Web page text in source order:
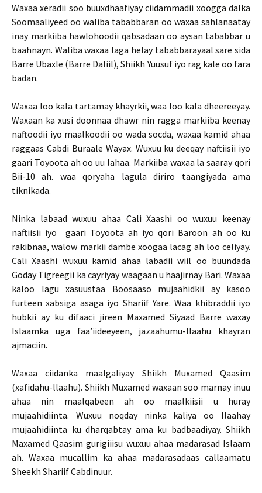
Waxaa xeradii soo buuxdhaafiyay ciidammadii xoogga dalka
Soomaaliyeed oo waliba tababbaran oo waxaa sahlanaatay
inay markiiba hawlohoodii qabsadaan oo aysan tababbar u
baahnayn. Waliba waxaa laga helay tababbarayaal sare sida
Barre Ubaxle (Barre Daliil), Shiikh Yuusuf iyo rag kale oo fara
badan.
Waxaa loo kala tartamay khayrkii, waa loo kala dheereeyay.
Waxaan ka xusi doonnaa dhawr nin ragga markiiba keenay
naftoodii iyo maalkoodii oo wada socda, waxaa kamid ahaa
raggaas Cabdi Buraale Wayax. Wuxuu ku deeqay naftiisii iyo
gaari Toyoota ah oo uu lahaa. Markiiba waxaa la saaray qori
Bii-10 ah. waa qoryaha lagula diriro taangiyada ama
tiknikada.
Ninka labaad wuxuu ahaa Cali Xaashi oo wuxuu keenay
naftiisii iyo gaari Toyoota ah iyo qori Baroon ah oo ku
rakibnaa, walow markii dambe xoogaa lacag ah loo celiyay.
Cali Xaashi wuxuu kamid ahaa labadii wiil oo buundada
Goday Tigreegii ka cayriyay waagaan u haajirnay Bari. Waxaa
kaloo lagu xasuustaa Boosaaso mujaahidkii ay kasoo
furteen xabsiga asaga iyo Shariif Yare. Waa khibraddii iyo
hubkii ay ku difaaci jireen Maxamed Siyaad Barre waxay
Islaamka uga faa’iideeyeen, jazaahumu-llaahu khayran
ajmaciin.
Waxaa ciidanka maalgaliyay Shiikh Muxamed Qaasim
(xafidahu-llaahu). Shiikh Muxamed waxaan soo marnay inuu
ahaa nin maalqabeen ah oo maalkiisii u huray
mujaahidiinta. Wuxuu noqday ninka kaliya oo Ilaahay
mujaahidiinta ku dharqabtay ama ku badbaadiyay. Shiikh
Maxamed Qaasim gurigiiisu wuxuu ahaa madarasad Islaam
ah. Waxaa mucallim ka ahaa madarasadaas callaamatu
Sheekh Shariif Cabdinuur.